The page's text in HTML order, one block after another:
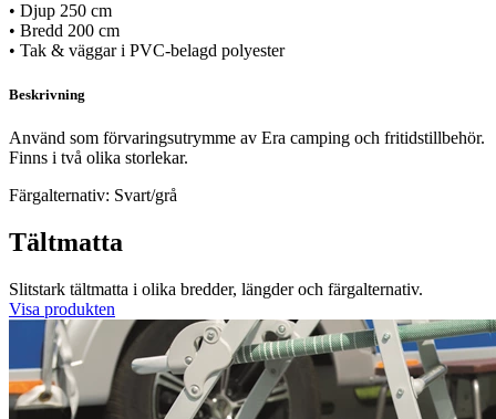
• Djup 250 cm
• Bredd 200 cm
• Tak & väggar i PVC-belagd polyester
Beskrivning
Använd som förvaringsutrymme av Era camping och fritidstillbehör.
Finns i två olika storlekar.
Färgalternativ: Svart/grå
Tältmatta
Slitstark tältmatta i olika bredder, längder och färgalternativ.
Visa produkten